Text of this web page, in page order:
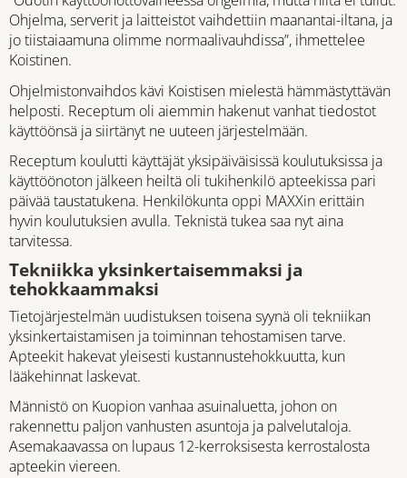
Ohjelma, serverit ja laitteistot vaihdettiin maanantai-iltana, ja
jo tiistaiaamuna olimme normaalivauhdissa”, ihmettelee
Koistinen.
Ohjelmistonvaihdos kävi Koistisen mielestä hämmästyttävän
helposti. Receptum oli aiemmin hakenut vanhat tiedostot
käyttöönsä ja siirtänyt ne uuteen järjestelmään.
Receptum koulutti käyttäjät yksipäiväisissä koulutuksissa ja
käyttöönoton jälkeen heiltä oli tukihenkilö apteekissa pari
päivää taustatukena. Henkilökunta oppi MAXXin erittäin
hyvin koulutuksien avulla. Teknistä tukea saa nyt aina
tarvitessa.
Tekniikka yksinkertaisemmaksi ja
tehokkaammaksi
Tietojärjestelmän uudistuksen toisena syynä oli tekniikan
yksinkertaistamisen ja toiminnan tehostamisen tarve.
Apteekit hakevat yleisesti kustannustehokkuutta, kun
lääkehinnat laskevat.
Männistö on Kuopion vanhaa asuinaluetta, johon on
rakennettu paljon vanhusten asuntoja ja palvelutaloja.
Asemakaavassa on lupaus 12-kerroksisesta kerrostalosta
apteekin viereen.